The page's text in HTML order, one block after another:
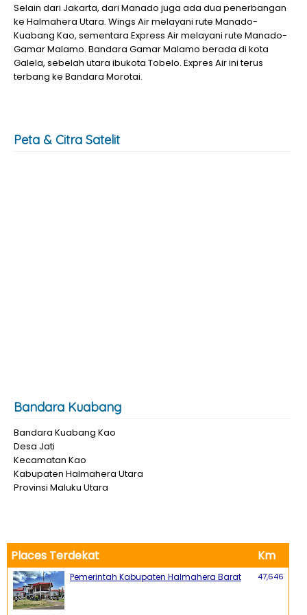
Selain dari Jakarta, dari Manado juga ada dua penerbangan
ke Halmahera Utara. Wings Air melayani rute Manado-
Kuabang Kao, sementara Express Air melayani rute Manado-
Gamar Malamo. Bandara Gamar Malamo berada di kota
Galela, sebelah utara ibukota Tobelo. Expres Air ini terus
terbang ke Bandara Morotai.
Peta & Citra Satelit
Bandara Kuabang
Bandara Kuabang Kao
Desa Jati
Kecamatan Kao
Kabupaten Halmahera Utara
Provinsi Maluku Utara
Places Terdekat Km
Pemerintah Kabupaten Halmahera Barat 47,646